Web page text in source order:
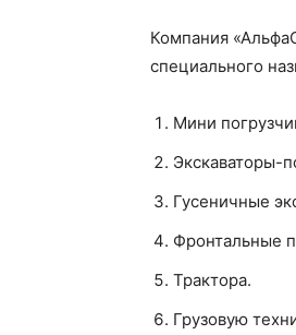
Компания
специального
Мини
Экскаваторы-
Гусеничные
Фронтальные
Трактора.
Грузовую